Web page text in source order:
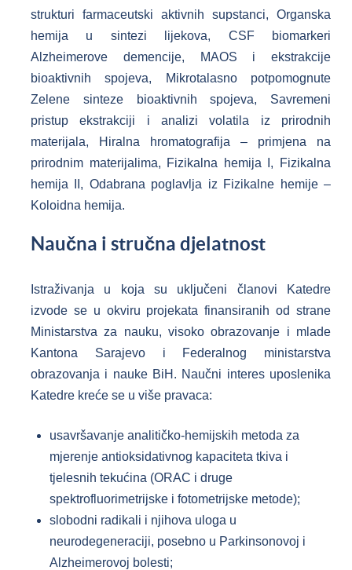
strukturi farmaceutski aktivnih supstanci, Organska
hemija u sintezi lijekova, CSF biomarkeri
Alzheimerove demencije, MAOS i ekstrakcije
bioaktivnih spojeva, Mikrotalasno potpomognute
Zelene sinteze bioaktivnih spojeva, Savremeni
pristup ekstrakciji i analizi volatila iz prirodnih
materijala, Hiralna hromatografija – primjena na
prirodnim materijalima, Fizikalna hemija I, Fizikalna
hemija II, Odabrana poglavlja iz Fizikalne hemije –
Koloidna hemija.
Naučna i stručna djelatnost
Istraživanja u koja su uključeni članovi Katedre
izvode se u okviru projekata finansiranih od strane
Ministarstva za nauku, visoko obrazovanje i mlade
Kantona Sarajevo i Federalnog ministarstva
obrazovanja i nauke BiH. Naučni interes uposlenika
Katedre kreće se u više pravaca:
usavršavanje analitičko-hemijskih metoda za
mjerenje antioksidativnog kapaciteta tkiva i
tjelesnih tekućina (ORAC i druge
spektrofluorimetrijske i fotometrijske metode);
slobodni radikali i njihova uloga u
neurodegeneraciji, posebno u Parkinsonovoj i
Alzheimerovoj bolesti;